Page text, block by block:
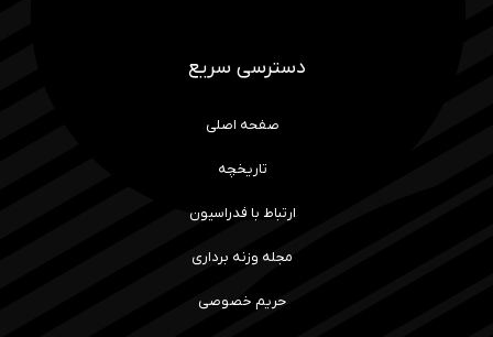
دسترسی سریع
صفحه اصلی
تاریخچه
ارتباط با فدراسیون
مجله وزنه برداری
حریم خصوصی